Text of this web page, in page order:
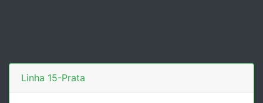
Linha 15-Prata